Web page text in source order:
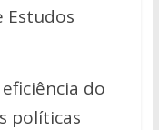
Estudos
do
políticas